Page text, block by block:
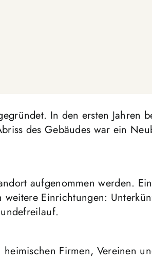
In den ersten Jahren
des Gebäudes war ein
aufgenommen werden.
weitere Einrichtungen:
Firmen, Vereinen